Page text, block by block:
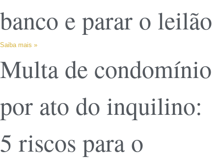
banco e parar o leilão
Saiba mais »
Multa de condomínio
por ato do inquilino:
5 riscos para o